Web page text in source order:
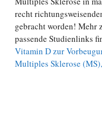
recht
gebracht worden! Mehr
passende Studienlinks
Vitamin D zur
Multiples Sklerose